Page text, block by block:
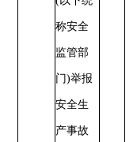
称安全
监管部
门)举报
安全生
产事故